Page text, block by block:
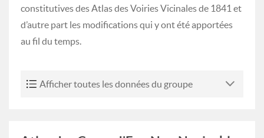
constitutives des Atlas des Voiries Vicinales de 1841 et
d’autre part les modifications qui y ont été apportées
au fil du temps.
Afficher toutes les données du groupe